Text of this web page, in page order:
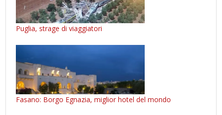
Puglia, strage di viaggiatori
Fasano: Borgo Egnazia, miglior hotel del mondo